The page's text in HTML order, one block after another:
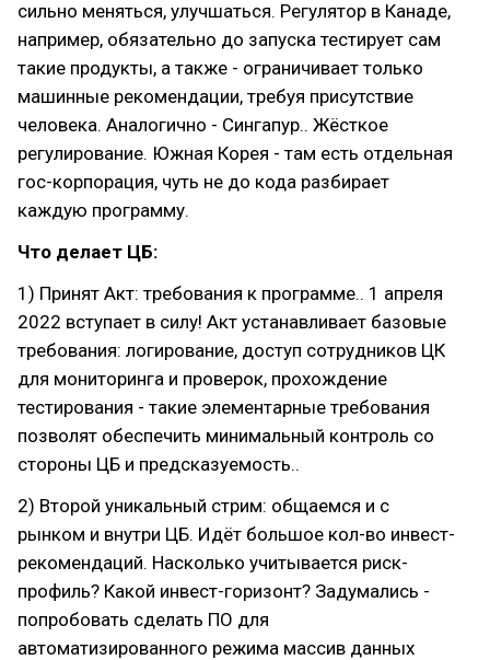
сильно меняться, улучшаться. Регулятор в Канаде,
например, обязательно до запуска тестирует сам
такие продукты, а также - ограничивает только
машинные рекомендации, требуя присутствие
человека. Аналогично - Сингапур.. Жёсткое
регулирование. Южная Корея - там есть отдельная
гос-корпорация, чуть не до кода разбирает
каждую программу.
Что делает ЦБ:
1) Принят Акт: требования к программе.. 1 апреля
2022 вступает в силу! Акт устанавливает базовые
требования: логирование, доступ сотрудников ЦК
для мониторинга и проверок, прохождение
тестирования - такие элементарные требования
позволят обеспечить минимальный контроль со
стороны ЦБ и предсказуемость..
2) Второй уникальный стрим: общаемся и с
рынком и внутри ЦБ. Идёт большое кол-во инвест-
рекомендаций. Насколько учитывается риск-
профиль? Какой инвест-горизонт? Задумались -
попробовать сделать ПО для
автоматизированного режима массив данных